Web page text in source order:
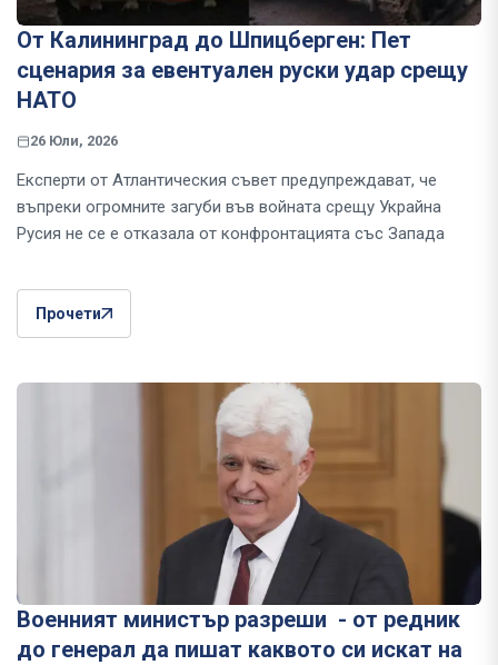
От Калининград до Шпицберген: Пет
сценария за евентуален руски удар срещу
НАТО
26 Юли, 2026
Експерти от Атлантическия съвет предупреждават, че
въпреки огромните загуби във войната срещу Украйна
Русия не се е отказала от конфронтацията със Запада
Прочети
Военният министър разреши - от редник
до генерал да пишат каквото си искат на